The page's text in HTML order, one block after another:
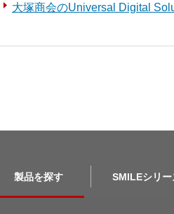
大塚商会のUniversal Digital
製品を探す SMILEシリー